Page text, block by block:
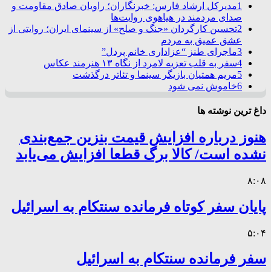
1مدیرکل ارشاد فارس: خبرنگاران؛ راویان صادق مقاومت و
صدای مردمند در هیاهوی روایت‌ها
2تحسین کارگردان «جنگ و صلح» از سینمای ایران؛ روایتی از
عشق عمیق به مردم
3ماجرای طنز “عزاداری خانم پردل”
4سفر به قلب تعزیه لامرد از نگاه ۱۳ هنرمند عکاس
5مریم همتیان بازیگر سینما و تئاتر درگذشت
6خاموش نمی شود
داغ ترین نوشته ها
هنوز درباره افزایش قیمت بنزین جمع‌بندی
نشده است/ کالا برگ قطعا افزایش می‌یابد
۸:۰۸
پایان سفر کوتاه فرمانده سنتکام به اسرائیل
۵:۰۴
سفر فرمانده سنتکام به اسرائیل